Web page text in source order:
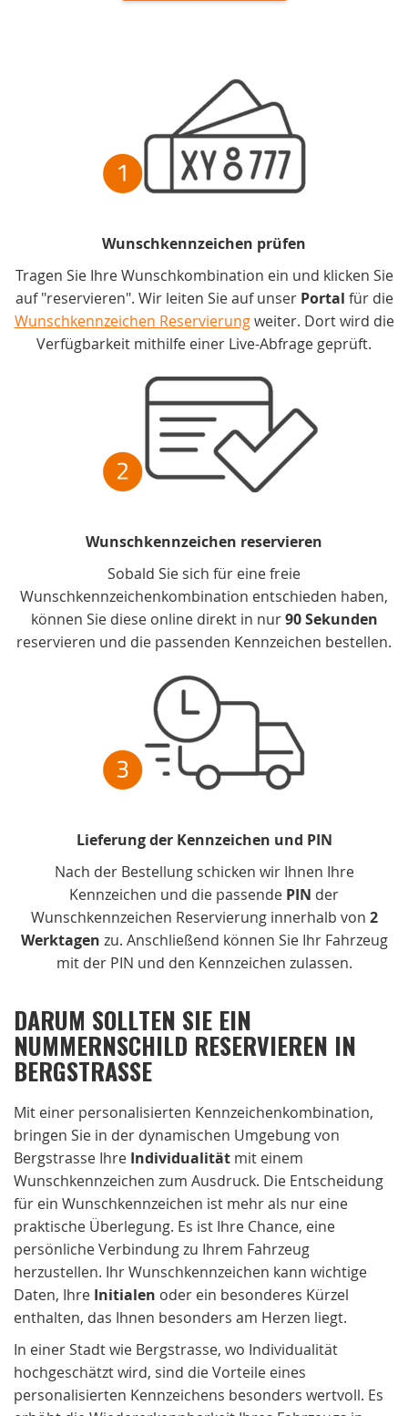
Wunschkennzeichen prüfen
Tragen Sie Ihre Wunschkombination ein und klicken Sie
auf "reservieren". Wir leiten Sie auf unser Portal für die
Wunschkennzeichen Reservierungweiter. Dort wird die
Verfügbarkeit mithilfe einer Live-Abfrage geprüft.
Wunschkennzeichen reservieren
Sobald Sie sich für eine freie
Wunschkennzeichenkombination entschieden haben,
können Sie diese online direkt in nur90 Sekunden
reservieren und die passenden Kennzeichen bestellen.
Lieferung der Kennzeichen und PIN
Nach der Bestellung schicken wir Ihnen Ihre
Kennzeichen und die passende PIN der
Wunschkennzeichen Reservierung innerhalb von 2
Werktagen zu. Anschließend können Sie Ihr Fahrzeug
mit der PIN und den Kennzeichen zulassen.
DARUM SOLLTEN SIE EIN
NUMMERNSCHILD RESERVIEREN IN
BERGSTRASSE
Mit einer personalisierten Kennzeichenkombination,
bringen Sie in der dynamischen Umgebung von
Bergstrasse Ihre Individualität mit einem
Wunschkennzeichen zum Ausdruck. Die Entscheidung
für ein Wunschkennzeichen ist mehr als nur eine
praktische Überlegung. Es ist Ihre Chance, eine
persönliche Verbindung zu Ihrem Fahrzeug
herzustellen. Ihr Wunschkennzeichen kann wichtige
Daten, Ihre Initialen oder ein besonderes Kürzel
enthalten, das Ihnen besonders am Herzen liegt.
In einer Stadt wie Bergstrasse, wo Individualität
hochgeschätzt wird, sind die Vorteile eines
personalisierten Kennzeichens besonders wertvoll. Es